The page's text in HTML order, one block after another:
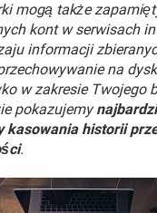
FACEBOOK
NETFLIX
FACEBOOK
mogą także
kont w serwisach
informacji
na
w zakresie Twojego
pokazujemy
kasowania historii
.